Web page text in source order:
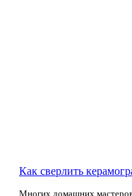
Как сверлить
Многих домашних